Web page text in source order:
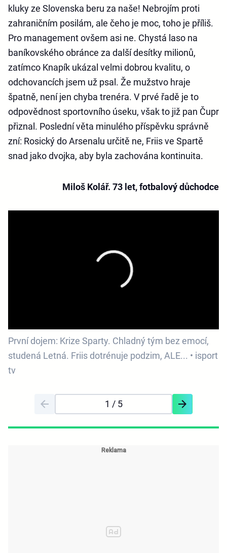
kluky ze Slovenska beru za naše! Nebrojím proti
zahraničním posilám, ale čeho je moc, toho je příliš.
Pro management ovšem asi ne. Chystá laso na
baníkovského obránce za další desítky milionů,
zatímco Knapík ukázal velmi dobrou kvalitu, o
odchovancích jsem už psal. Že mužstvo hraje
špatně, není jen chyba trenéra. V prvé řadě je to
odpovědnost sportovního úseku, však to již pan Čupr
přiznal. Poslední věta minulého příspěvku správně
zní: Rosický do Arsenalu určitě ne, Friis ve Spartě
snad jako dvojka, aby byla zachována kontinuita.
Miloš Kolář. 73 let, fotbalový důchodce
První dojem: Krize Sparty. Chladný tým bez emocí,
studená Letná. Friis dotrénuje podzim, ALE... • isport
tv
1 / 5